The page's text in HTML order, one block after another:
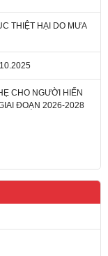
THIỆT HẠI DO MƯA
CHO NGƯỜI HIẾN
ĐOẠN 2026-2028